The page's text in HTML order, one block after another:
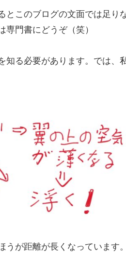
とこのブログの文面では足り
門書にどうぞ（笑）
知る必要があります。では、
うが距離が長くなっています